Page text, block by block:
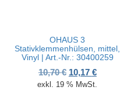
OHAUS 3
Stativklemmenhülsen, mittel,
Vinyl | Art.-Nr.: 30400259
10,70€ 10,17 €
exkl. 19 % MwSt.